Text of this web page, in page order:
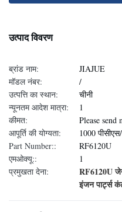
उत्पाद विवरण
ब्रांड नाम:
JIAJUE
मॉडल नंबर:
/
उत्पत्ति का स्थान:
चीनी
न्यूनतम आदेश मात्रा:
1
कीमत:
Please
आपूर्ति की योग्यता:
1000
Part Number::
RF6120U
एमओक्यू::
1
प्रमुखता देना:
RF6120U
इंजन पार्ट्स